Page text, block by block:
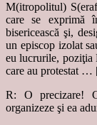
M(itropolitul)
care se exprimă
bisericească şi,
un episcop izolat
eu lucrurile, poziţia
care au protestat
R: O precizare!
organizeze şi ea